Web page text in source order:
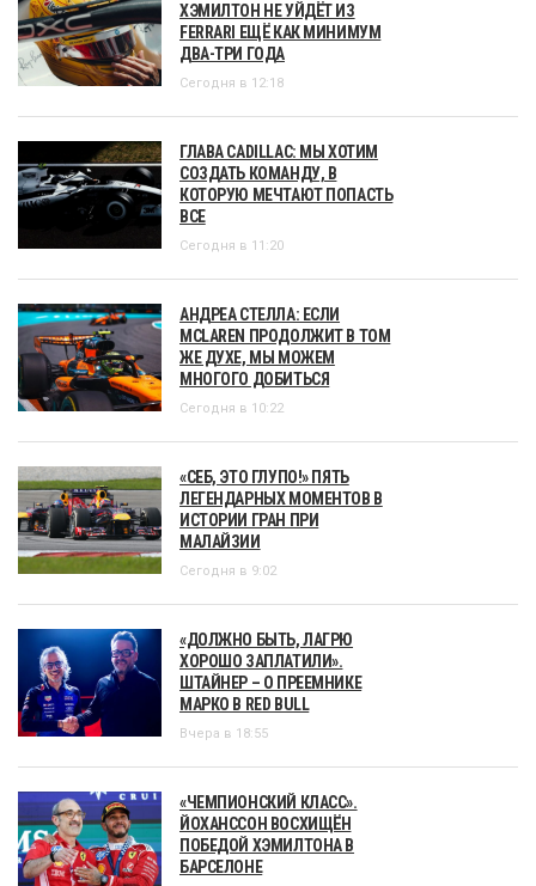
ХЭМИЛТОН НЕ УЙДЁТ ИЗ
FERRARI ЕЩЁ КАК МИНИМУМ
ДВА-ТРИ ГОДА
Сегодня в 12:18
ГЛАВА CADILLAC: МЫ ХОТИМ
СОЗДАТЬ КОМАНДУ, В
КОТОРУЮ МЕЧТАЮТ ПОПАСТЬ
ВСЕ
Сегодня в 11:20
АНДРЕА СТЕЛЛА: ЕСЛИ
MCLAREN ПРОДОЛЖИТ В ТОМ
ЖЕ ДУХЕ, МЫ МОЖЕМ
МНОГОГО ДОБИТЬСЯ
Сегодня в 10:22
«СЕБ, ЭТО ГЛУПО!» ПЯТЬ
ЛЕГЕНДАРНЫХ МОМЕНТОВ В
ИСТОРИИ ГРАН ПРИ
МАЛАЙЗИИ
Сегодня в 9:02
«ДОЛЖНО БЫТЬ, ЛАГРЮ
ХОРОШО ЗАПЛАТИЛИ».
ШТАЙНЕР – О ПРЕЕМНИКЕ
МАРКО В RED BULL
Вчера в 18:55
«ЧЕМПИОНСКИЙ КЛАСС».
ЙОХАНССОН ВОСХИЩЁН
ПОБЕДОЙ ХЭМИЛТОНА В
БАРСЕЛОНЕ